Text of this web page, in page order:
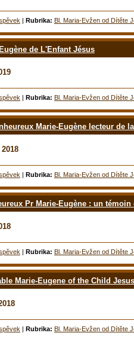
| Rubrika: Bl. Maria-Evžen od Dítěte
de L'Enfant Jésus
| Rubrika: Bl. Maria-Evžen od Dítěte
Marie-Eugène lecteur de
| Rubrika: Bl. Maria-Evžen od Dítěte
Pr Marie-Eugène : un
| Rubrika: Bl. Maria-Evžen od Dítěte
Marie-Eugene of the Child
| Rubrika: Bl. Maria-Evžen od Dítěte